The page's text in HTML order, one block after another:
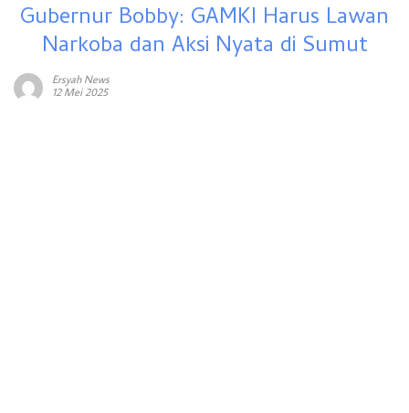
Gubernur Bobby: GAMKI Harus Lawan
Narkoba dan Aksi Nyata di Sumut
Ersyah News
12 Mei 2025